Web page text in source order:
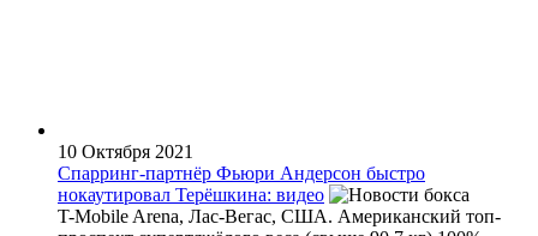
10 Октября 2021
Спарринг-партнёр Фьюри Андерсон быстро
нокаутировал Терёшкина: видео
T-Mobile Arena, Лас-Вегас, США. Американский топ-